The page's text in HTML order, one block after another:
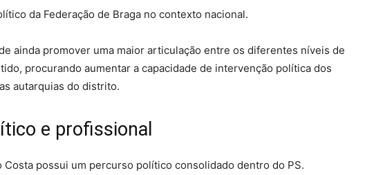
da Federação de Braga no contexto nacional.
ainda promover uma maior articulação entre os diferentes níveis de
procurando aumentar a capacidade de intervenção política dos
autarquias do distrito.
e profissional
Costa possui um percurso político consolidado dentro do PS.